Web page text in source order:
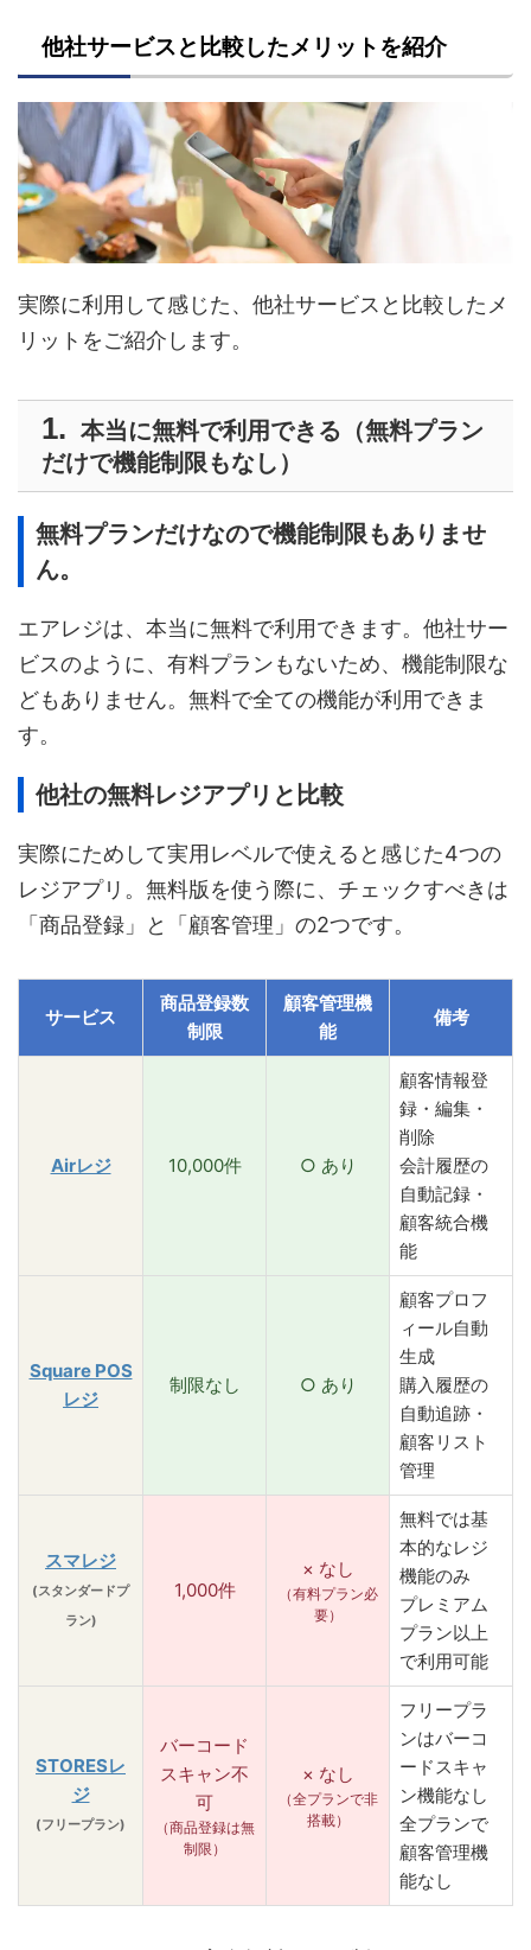
他社サービスと比較したメリットを紹介
実際に利用して感じた、他社サービスと比較したメ
リットをご紹介します。
本当に無料で利用できる（無料プラン
だけで機能制限もなし）
無料プランだけなので機能制限もありませ
ん。
エアレジは、本当に無料で利用できます。他社サー
ビスのように、有料プランもないため、機能制限な
どもありません。無料で全ての機能が利用できま
す。
他社の無料レジアプリと比較
実際にためして実用レベルで使えると感じた4つの
レジアプリ。無料版を使う際に、チェックすべきは
「商品登録」と「顧客管理」の2つです。
サービス
商品登録数
制限
顧客管理機
能
備考
Airレジ 10,000件 ○ あり
顧客情報登
録・編集・
削除
会計履歴の
自動記録・
顧客統合機
能
Square POS
レジ
制限なし ○ あり
顧客プロフ
ィール自動
生成
購入履歴の
自動追跡・
顧客リスト
管理
スマレジ
(スタンダードプ
ラン)
1,000件
× なし
（有料プラン必
要）
無料では基
本的なレジ
機能のみ
プレミアム
プラン以上
で利用可能
STORESレ
ジ
(フリープラン)
バーコード
スキャン不
可
（商品登録は無
制限）
× なし
（全プランで非
搭載）
フリープラ
ンはバーコ
ードスキャ
ン機能なし
全プランで
顧客管理機
能なし